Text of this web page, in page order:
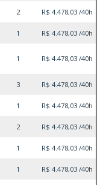
2 R$ 4.478,03 /40h
1 R$ 4.478,03 /40h
1 R$ 4.478,03 /40h
3 R$ 4.478,03 /40h
1 R$ 4.478,03 /40h
2 R$ 4.478,03 /40h
1 R$ 4.478,03 /40h
1 R$ 4.478,03 /40h